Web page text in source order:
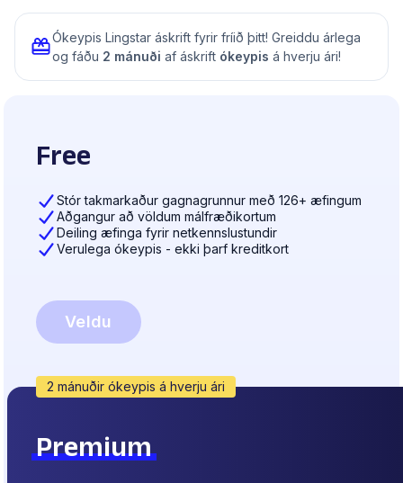
Ókeypis Lingstar áskrift fyrir fríið þitt! Greiddu árlega
og fáðu 2 mánuði af áskrift ókeypis á hverju ári!
Free
Stór takmarkaður gagnagrunnur með 126+ æfingum
Aðgangur að völdum málfræðikortum
Deiling æfinga fyrir netkennslustundir
Verulega ókeypis - ekki þarf kreditkort
Veldu
2 mánuðir ókeypis á hverju ári
Premium